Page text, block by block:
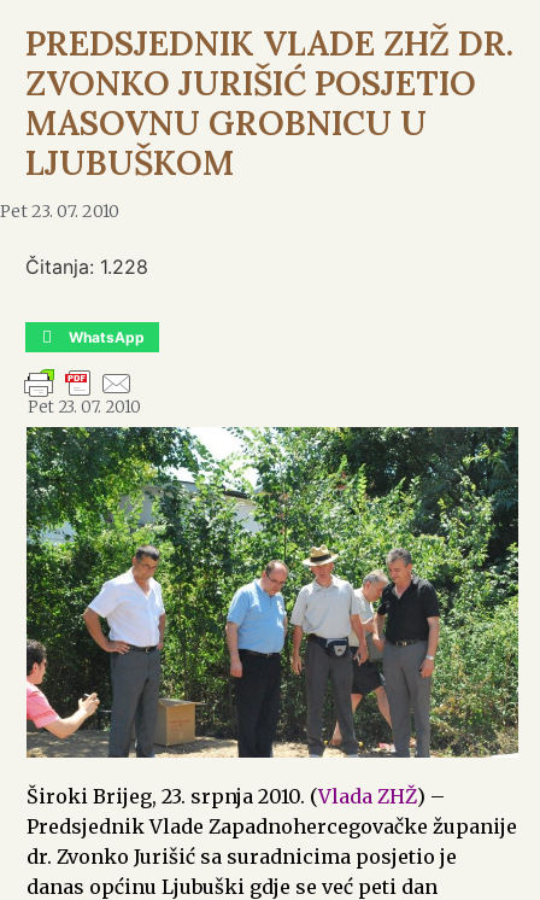
PREDSJEDNIK VLADE ZHŽ DR.
ZVONKO JURIŠIĆ POSJETIO
MASOVNU GROBNICU U
LJUBUŠKOM
Pet 23. 07. 2010
Čitanja: 1.228
WhatsApp
Pet 23. 07. 2010
Široki Brijeg, 23. srpnja 2010. (Vlada ZHŽ) –
Predsjednik Vlade Zapadnohercegovačke županije
dr. Zvonko Jurišić sa suradnicima posjetio je
danas općinu Ljubuški gdje se već peti dan